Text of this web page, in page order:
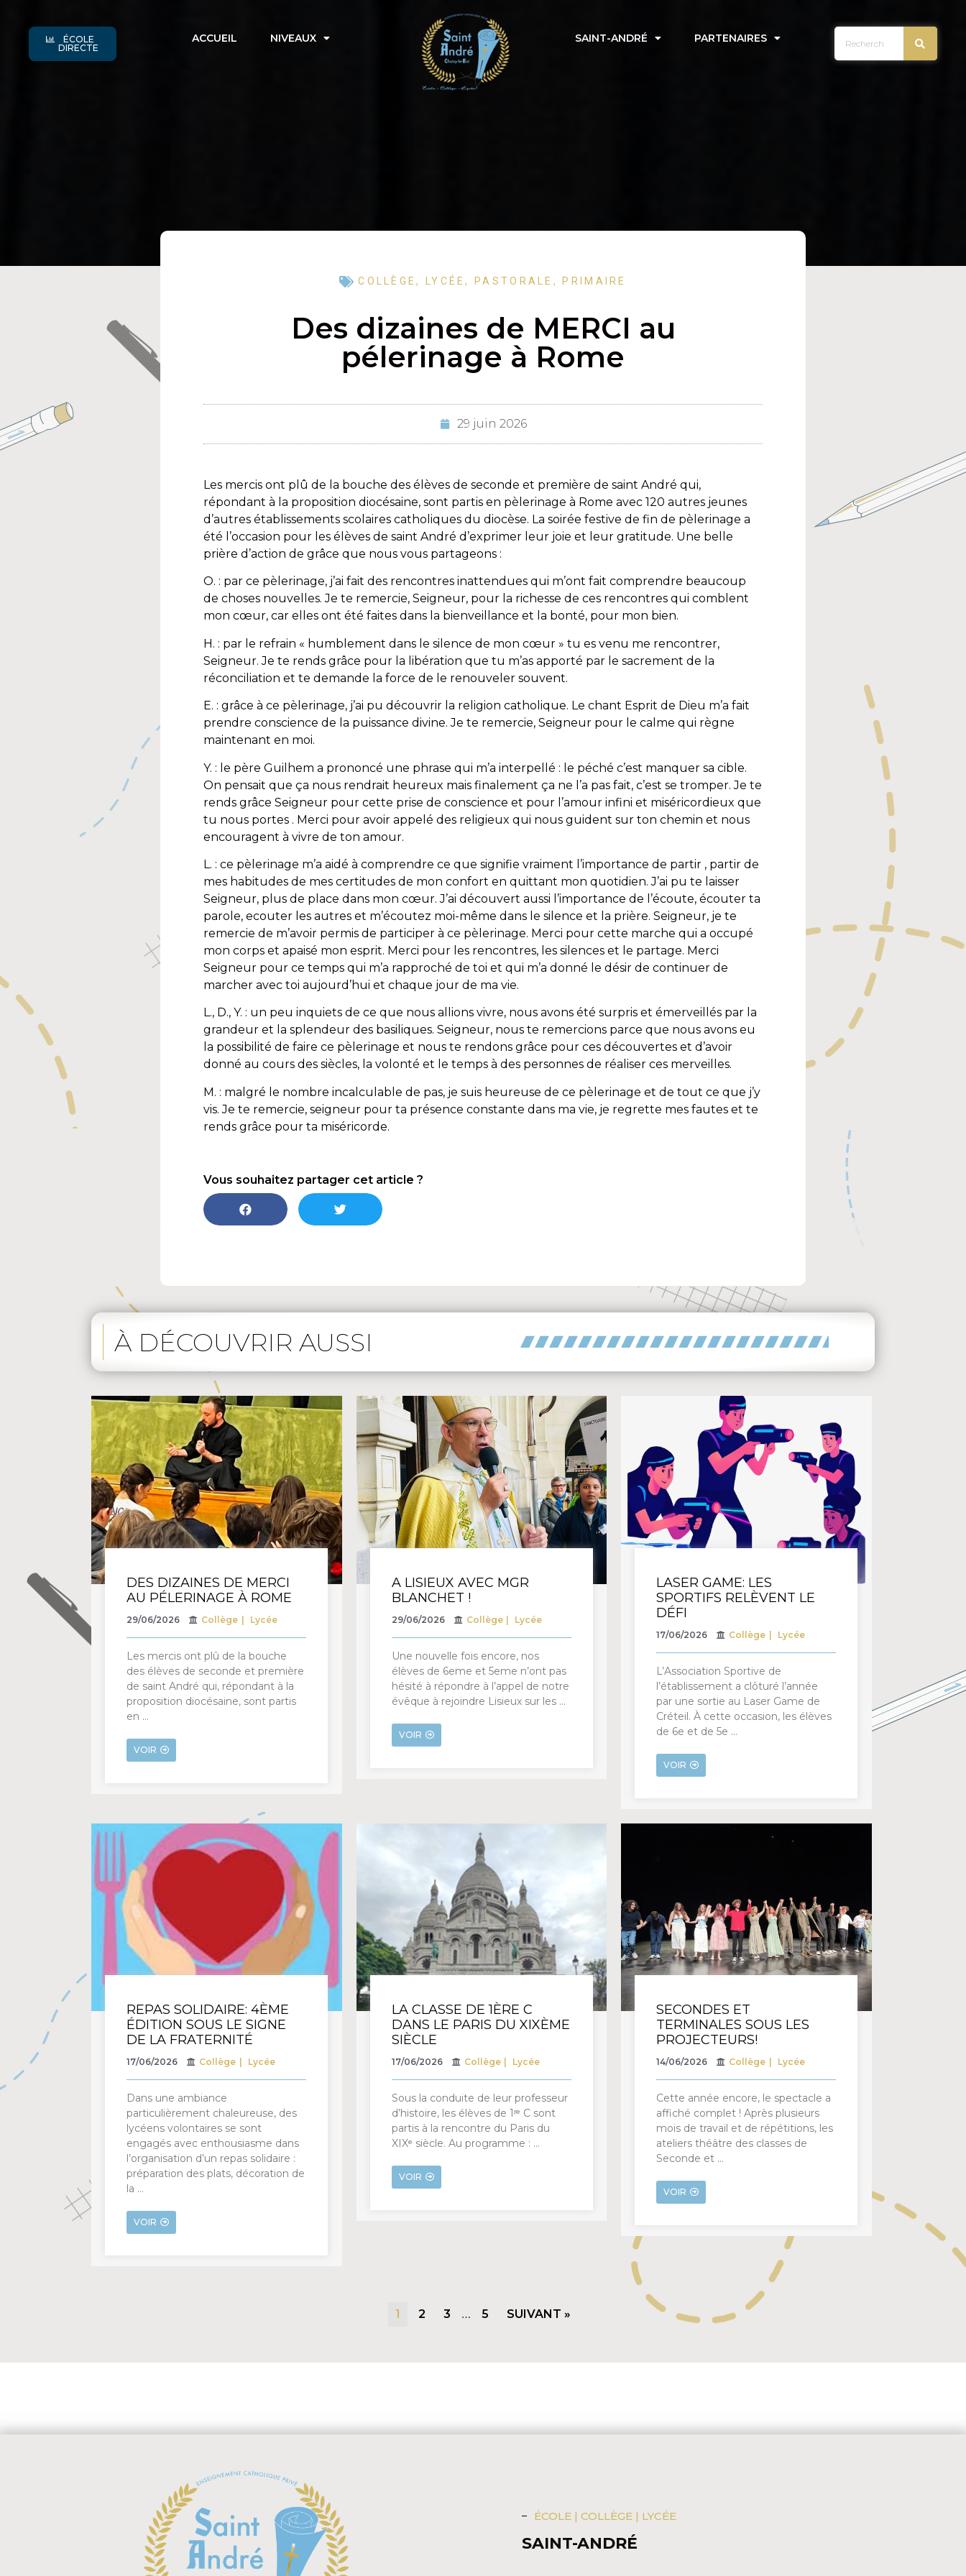
ÉCOLE
DIRECTE
ACCUEIL NIVEAUX SAINT-ANDRÉ PARTENAIRES
COLLÈGE, LYCÉE, PASTORALE , PRIMAIRE
Des dizaines de MERCI au
pélerinage à Rome
29 juin 2026
Les mercis ont plû de la bouche des élèves de seconde et première de saint André qui,
répondant à la proposition diocésaine, sont partis en pèlerinage à Rome avec 120 autres jeunes
d’autres établissements scolaires catholiques du diocèse. La soirée festive de fin de pèlerinage a
été l’occasion pour les élèves de saint André d’exprimer leur joie et leur gratitude. Une belle
prière d’action de grâce que nous vous partageons :
O. : par ce pèlerinage, j’ai fait des rencontres inattendues qui m’ont fait comprendre beaucoup
de choses nouvelles. Je te remercie, Seigneur, pour la richesse de ces rencontres qui comblent
mon cœur, car elles ont été faites dans la bienveillance et la bonté, pour mon bien.
H. : par le refrain « humblement dans le silence de mon cœur » tu es venu me rencontrer,
Seigneur. Je te rends grâce pour la libération que tu m’as apporté par le sacrement de la
réconciliation et te demande la force de le renouveler souvent.
E. : grâce à ce pèlerinage, j’ai pu découvrir la religion catholique. Le chant Esprit de Dieu m’a fait
prendre conscience de la puissance divine. Je te remercie, Seigneur pour le calme qui règne
maintenant en moi.
Y. : le père Guilhem a prononcé une phrase qui m’a interpellé : le péché c’est manquer sa cible.
On pensait que ça nous rendrait heureux mais finalement ça ne l’a pas fait, c’est se tromper. Je te
rends grâce Seigneur pour cette prise de conscience et pour l’amour infini et miséricordieux que
tu nous portes . Merci pour avoir appelé des religieux qui nous guident sur ton chemin et nous
encouragent à vivre de ton amour.
L. : ce pèlerinage m’a aidé à comprendre ce que signifie vraiment l’importance de partir , partir de
mes habitudes de mes certitudes de mon confort en quittant mon quotidien. J’ai pu te laisser
Seigneur, plus de place dans mon cœur. J’ai découvert aussi l’importance de l’écoute, écouter ta
parole, ecouter les autres et m’écoutez moi-même dans le silence et la prière. Seigneur, je te
remercie de m’avoir permis de participer à ce pèlerinage. Merci pour cette marche qui a occupé
mon corps et apaisé mon esprit. Merci pour les rencontres, les silences et le partage. Merci
Seigneur pour ce temps qui m’a rapproché de toi et qui m’a donné le désir de continuer de
marcher avec toi aujourd’hui et chaque jour de ma vie.
L., D., Y. : un peu inquiets de ce que nous allions vivre, nous avons été surpris et émerveillés par la
grandeur et la splendeur des basiliques. Seigneur, nous te remercions parce que nous avons eu
la possibilité de faire ce pèlerinage et nous te rendons grâce pour ces découvertes et d’avoir
donné au cours des siècles, la volonté et le temps à des personnes de réaliser ces merveilles.
M. : malgré le nombre incalculable de pas, je suis heureuse de ce pèlerinage et de tout ce que j’y
vis. Je te remercie, seigneur pour ta présence constante dans ma vie, je regrette mes fautes et te
rends grâce pour ta miséricorde.
Vous souhaitez partager cet article ?
À DÉCOUVRIR AUSSI
DES DIZAINES DE MERCI
AU PÉLERINAGE À ROME
29/06/2026 Collège Lycée
Les mercis ont plû de la bouche
des élèves de seconde et première
de saint André qui, répondant à la
proposition diocésaine, sont partis
en …
VOIR
A LISIEUX AVEC MGR
BLANCHET !
29/06/2026 Collège Lycée
Une nouvelle fois encore, nos
élèves de 6eme et 5eme n’ont pas
hésité à répondre à l’appel de notre
évêque à rejoindre Lisieux sur les …
VOIR
LASER GAME: LES
SPORTIFS RELÈVENT LE
DÉFI
17/06/2026 Collège Lycée
L’Association Sportive de
l’établissement a clôturé l’année
par une sortie au Laser Game de
Créteil. À cette occasion, les élèves
de 6e et de 5e …
VOIR
REPAS SOLIDAIRE: 4ÈME
ÉDITION SOUS LE SIGNE
DE LA FRATERNITÉ
17/06/2026 Collège Lycée
Dans une ambiance
particulièrement chaleureuse, des
lycéens volontaires se sont
engagés avec enthousiasme dans
l’organisation d’un repas solidaire :
préparation des plats, décoration de
la …
VOIR
LA CLASSE DE 1ÈRE C
DANS LE PARIS DU XIXÈME
SIÈCLE
17/06/2026 Collège Lycée
Sous la conduite de leur professeur
d’histoire, les élèves de 1ʳᵉ C sont
partis à la rencontre du Paris du
XIXᵉ siècle. Au programme : …
VOIR
SECONDES ET
TERMINALES SOUS LES
PROJECTEURS!
14/06/2026 Collège Lycée
Cette année encore, le spectacle a
affiché complet ! Après plusieurs
mois de travail et de répétitions, les
ateliers théâtre des classes de
Seconde et …
VOIR
1 2 3 … 5 SUIVANT »
ÉCOLE | COLLÈGE | LYCÉE
SAINT-ANDRÉ